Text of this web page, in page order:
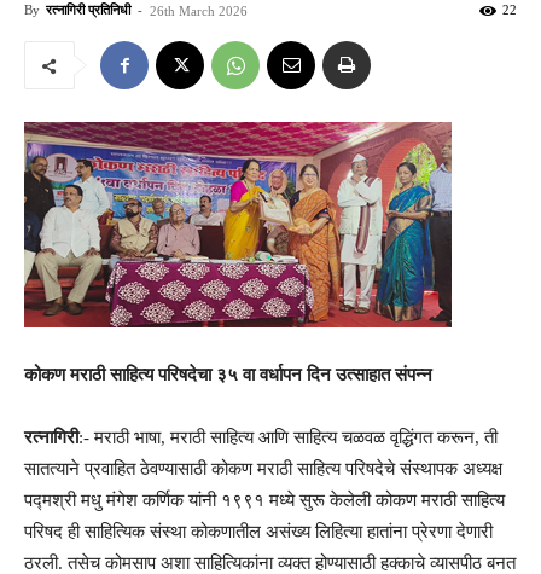
By रत्नागिरी प्रतिनिधी - 26th March 2026 22
कोकण मराठी साहित्य परिषदेचा ३५ वा वर्धापन दिन उत्साहात संपन्न
रत्नागिरी:- मराठी भाषा, मराठी साहित्य आणि साहित्य चळवळ वृद्धिंगत करून, ती
सातत्याने प्रवाहित ठेवण्यासाठी कोकण मराठी साहित्य परिषदेचे संस्थापक अध्यक्ष
पद्मश्री मधु मंगेश कर्णिक यांनी १९९१ मध्ये सुरू केलेली कोकण मराठी साहित्य
परिषद ही साहित्यिक संस्था कोकणातील असंख्य लिहित्या हातांना प्रेरणा देणारी
ठरली. तसेच कोमसाप अशा साहित्यिकांना व्यक्त होण्यासाठी हक्काचे व्यासपीठ बनत